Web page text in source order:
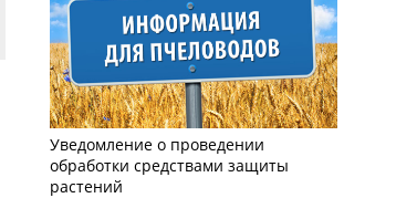
Уведомление о проведении
обработки средствами защиты
растений